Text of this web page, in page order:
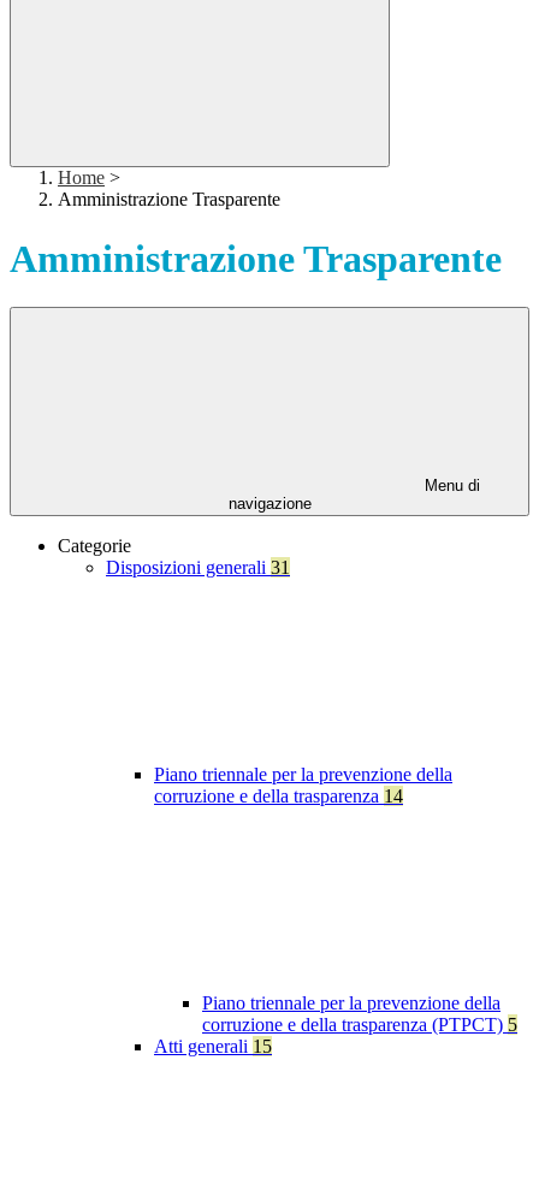
Home >
Amministrazione Trasparente
Amministrazione Trasparente
Menu di
navigazione
Categorie
Disposizioni generali 31
Piano triennale per la prevenzione della
corruzione e della trasparenza 14
Piano triennale per la prevenzione della
corruzione e della trasparenza (PTPCT) 5
Atti generali 15